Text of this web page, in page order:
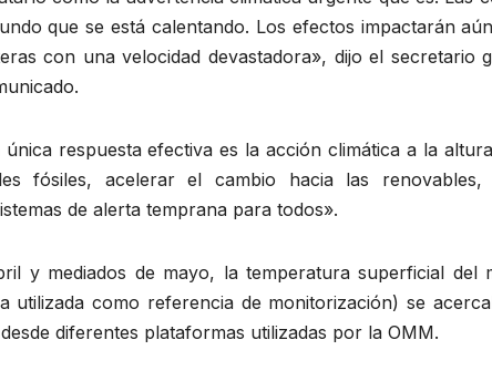
que se está calentando. Los efectos impactarán
con una velocidad devastadora», dijo el secretario
única respuesta efectiva es la acción climática a la
fósiles, acelerar el cambio hacia las
de alerta temprana para todos».
y mediados de mayo, la temperatura superficial
utilizada como referencia de monitorización) se
diferentes plataformas utilizadas por la OMM.